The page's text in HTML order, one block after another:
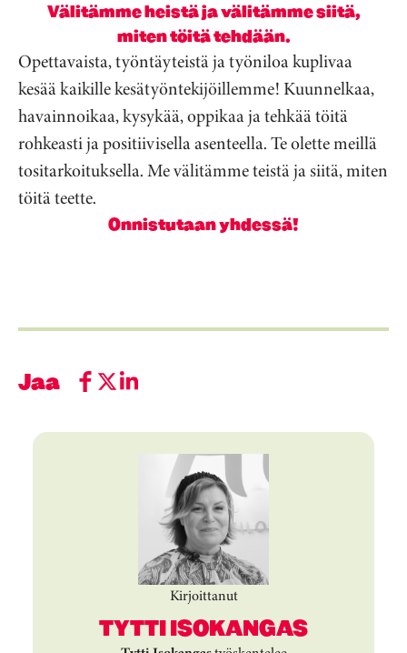
Välitämme heistä ja välitämme siitä,
miten töitä tehdään.
Opettavaista, työntäyteistä ja työniloa kuplivaa
kesää kaikille kesätyöntekijöillemme! Kuunnelkaa,
havainnoikaa, kysykää, oppikaa ja tehkää töitä
rohkeasti ja positiivisella asenteella. Te olette meillä
tositarkoituksella. Me välitämme teistä ja siitä, miten
töitä teette.
Onnistutaan yhdessä!
Jaa
Kirjoittanut
TYTTI ISOKANGAS